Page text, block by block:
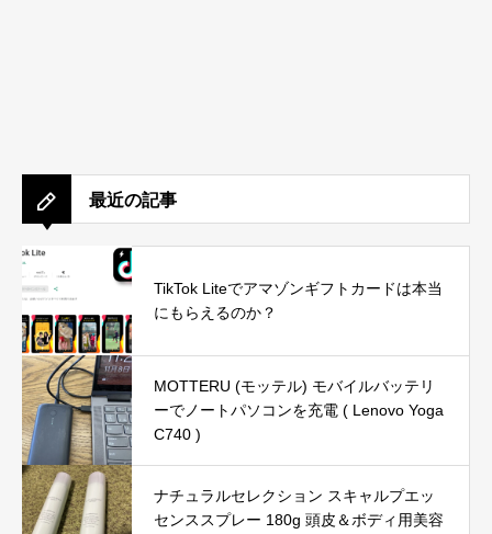
最近の記事
TikTok Liteでアマゾンギフトカードは本当
にもらえるのか？
MOTTERU (モッテル) モバイルバッテリ
ーでノートパソコンを充電 ( Lenovo Yoga
C740 )
ナチュラルセレクション スキャルプエッ
センススプレー 180g 頭皮＆ボディ用美容